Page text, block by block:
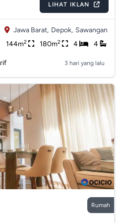
LIHAT IKLAN
Jawa Barat, Depok, Sawangan
144m2 180m2 4 4
3 hari yang lalu
Rumah